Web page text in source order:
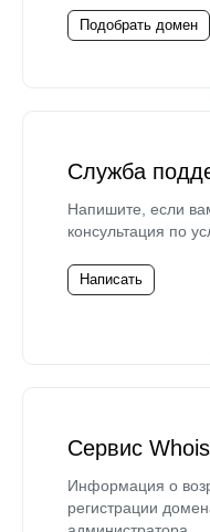
Подобрать домен
Служба
Напишите, если
консультация по
Написать
Сервис Whois
Информация о
регистрации